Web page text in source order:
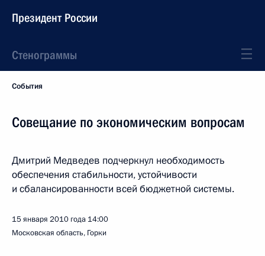
Президент России
Стенограммы
События
Совещание по экономическим вопросам
Дмитрий Медведев подчеркнул необходимость
обеспечения стабильности, устойчивости
и сбалансированности всей бюджетной системы.
15 января 2010 года 14:00
Московская область, Горки